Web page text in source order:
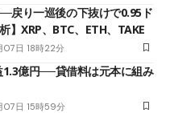
戻り一巡後の下抜けで0.95ド
】XRP、BTC、ETH、TAKE
日 18時22分
1.3億円──貸借料は元本に組み
日 15時59分